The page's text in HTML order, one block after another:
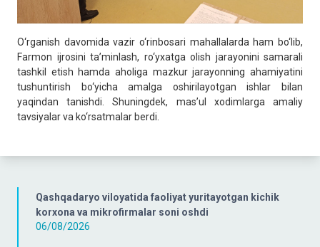
Qashqadaryo viloyatida faoliyat yuritayotgan kichik
korxona va mikrofirmalar soni oshdi
06/08/2026
O‘rganish davomida vazir o‘rinbosari mahallalarda ham bo‘lib,
Farmon ijrosini ta’minlash, ro‘yxatga olish jarayonini samarali
tashkil etish hamda aholiga mazkur jarayonning ahamiyatini
tushuntirish bo‘yicha amalga oshirilayotgan ishlar bilan
yaqindan tanishdi. Shuningdek, mas’ul xodimlarga amaliy
tavsiyalar va ko‘rsatmalar berdi.